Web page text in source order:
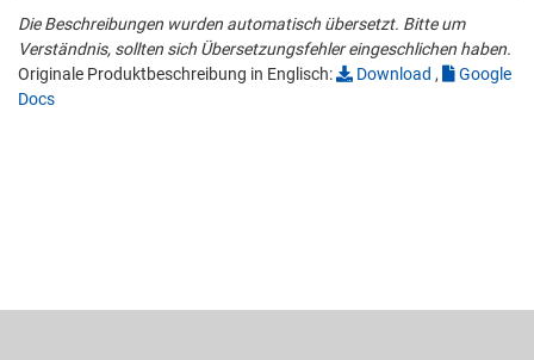
Die Beschreibungen wurden automatisch übersetzt. Bitte um
Verständnis, sollten sich Übersetzungsfehler eingeschlichen haben.
Originale Produktbeschreibung in Englisch:
Download ,
Google
Docs